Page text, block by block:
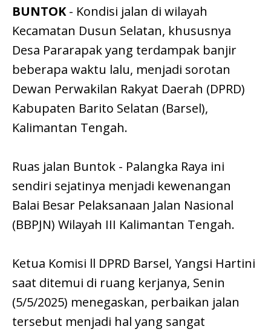
BUNTOK- Kondisi jalan di wilayah
Kecamatan Dusun Selatan, khususnya
Desa Pararapak yang terdampak banjir
beberapa waktu lalu, menjadi sorotan
Dewan Perwakilan Rakyat Daerah (DPRD)
Kabupaten Barito Selatan (Barsel),
Kalimantan Tengah.
Ruas jalan Buntok - Palangka Raya ini
sendiri sejatinya menjadi kewenangan
Balai Besar Pelaksanaan Jalan Nasional
(BBPJN) Wilayah III Kalimantan Tengah.
Ketua Komisi ll DPRD Barsel, Yangsi Hartini
saat ditemui di ruang kerjanya, Senin
(5/5/2025) menegaskan, perbaikan jalan
tersebut menjadi hal yang sangat